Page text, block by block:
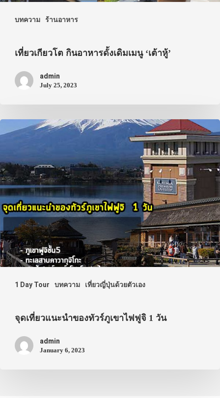
บทความ ร้านอาหาร
เที่ยวเกียวโต กินอาหารดั้งเดิมเมนู ‘เต้าหู้’
admin
July 25, 2023
1 Day Tour บทความ เที่ยวญี่ปุ่นด้วยตัวเอง
จุดเที่ยวแนะนำของทัวร์ภูเขาไฟฟูจิ 1 วัน
admin
January 6, 2023